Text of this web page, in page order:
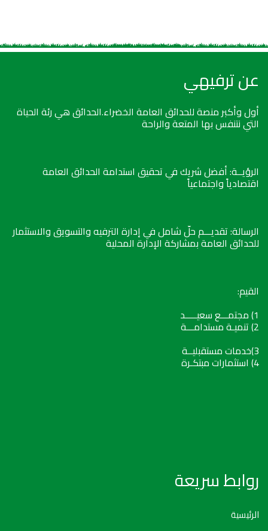
عن ترفيهي
أول وأكبر منصة للحدائق العامة الخضراء.الحدائق هي رئة الحياة
التي نتنفس بها المتعة والراحة
الرؤيــة: أفضل شريك في تحقيق استدامة الحدائق العامة
اقتصادياً واجتماعياً
الرسالة: تقديـــم حلّ شامل في إدارة الترفيه والتسويق والاستثمار
للحدائق العامة بمشاركة الإدارة المحلية
القيم:
1) مجتمـــع سعيـــــد
2) تنميـة مستدامـــة
3)خدمات مستقبليــة
4) استثمارات مبتكـرة
روابط سريعة
الرئيسية